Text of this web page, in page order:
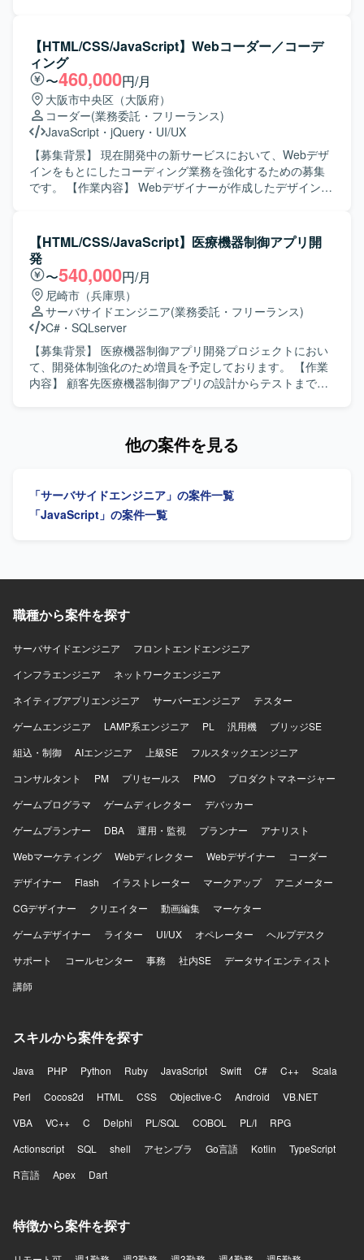
ており、段階的な移行を進めながら開発を行っておりま
す。コミュニケーションおよび情報共有にはSlack、
Confluence、Jira、Miro、GitHub等のツールを利用してお
ります。
ど多様なWebサイトの運用・改善に携わることで、フロン
トエンドからバックエンドまで幅広い実装経験を積むこと
ができます。 デザイナーと密に連携しながら、コンテンツ
企画から実装まで一貫して関われるため、裁量を持ってサ
イト改善に貢献していただけます。 【開発環境】 HTML /
CSS / JavaScript / React / TypeScript を用いたフロントエ
ンド・バックエンド開発環境です。 WordPress をはじめと
した各種CMSを利用したサイト運用を行っております。 タ
スク管理にはSlackおよびGoogleスプレッドシートを使用し
ております。
が、導入に関する各種ツール・システム利用や今後の開発
ツール追加の可能性もございます。 主な業務は以下を想定
しております。 ・本業務を推進するための業務管理および
フロントでの顧客調整対応を行っていただきます。 ・本業
務に関する各種施策の検討、提案、実施を行っていただき
ます。 ・PowerPlatform（PowerApps, PowerAutomate,
PowerBI, Dataverse 等）を用いた開発、教育、支援を行っ
ていただきます。 ・要件定義、基本設計、詳細設計などの
上流工程を含む基本設計を実施していただきます。 ・設計
書、試験項目書、利用手順書など各種ドキュメントを作成
ムメンバと円滑にコミュニケーションを取りながら、自立
的に業務を推進できる方を求めております。 業務管理と技
術支援の両面から主体的に課題を発見し、改善提案まで行
っていただける方が望ましいです。 【ポジションの魅力】
PowerPlatformを中心とした内製開発の推進に携わること
で、業務効率化やDX推進をダイレクトに支援できるポジシ
ョンです。 要件定義から設計、開発、ドキュメント作成、
教育支援まで幅広い工程に関わることができ、業務管理や
顧客折衝スキルも同時に磨いていただけます。 【開発環
境】 開発ツールとしてPowerPlatform（PowerApps,
【HTML/CSS/JavaScript】Webコーダー／コーデ
ィング
〜460,000円/月
大阪市中央区（大阪府）
コーダー(業務委託・フリーランス)
JavaScript ・ jQuery ・ UI/UX
【募集背景】 現在開発中の新サービスにおいて、Webデザ
インをもとにしたコーディング業務を強化するための募集
です。 【作業内容】 Webデザイナーが作成したデザインカ
だきます。レスポンシブデザインへの対応や、デザインを
忠実に再現する実装も担当していただきます。 【求める人
物像】 デザイン意図を汲み取りながら、細部までこだわっ
てコーディングができる方を求めています。AIツールを活
用した効率的な開発に前向きで、チームメンバーと積極的
にコミュニケーションを取りながら作業を進められる方が
望ましいです。 【ポジションの魅力】 AIツールを積極的に
活用できる環境で、最新のAI活用ノウハウを実務を通じて
身につけることができます。メンバー同士のコミュニケー
ションが活発で活気のある現場であり、裁量を持って実
【HTML/CSS/JavaScript】医療機器制御アプリ開
発
〜540,000円/月
尼崎市（兵庫県）
サーバサイドエンジニア(業務委託・フリーランス)
C# ・ SQLserver
【募集背景】 医療機器制御アプリ開発プロジェクトにおい
て、開発体制強化のため増員を予定しております。 【作業
内容】 顧客先医療機器制御アプリの設計からテストまで一
ことで、専門性の高い業務経験を積むことができます。
他の案件を見る
「サーバサイドエンジニア」の案件一覧
「JavaScript」の案件一覧
職種から案件を探す
サーバサイドエンジニア
フロントエンドエンジニア
インフラエンジニア
ネットワークエンジニア
ネイティブアプリエンジニア
サーバーエンジニア
テスター
ゲームエンジニア
LAMP系エンジニア PL 汎用機
ブリッジSE
組込・制御
AIエンジニア 上級SE
フルスタックエンジニア
コンサルタント
PM プリセールス PMO
プロダクトマネージャー
ゲームプログラマ
ゲームディレクター
デバッカー
ゲームプランナー
DBA 運用・監視 プランナー
アナリスト
Webマーケティング
Webディレクター Webデザイナー
コーダー
デザイナー
Flash イラストレーター マークアップ
アニメーター
CGデザイナー
クリエイター 動画編集
マーケター
ゲームデザイナー
ライター UI/UX オペレーター
ヘルプデスク
サポート
コールセンター 事務 社内SE
データサイエンティスト
講師
スキルから案件を探す
Java PHP Python Ruby JavaScript Swift C# C++
Scala
Perl
Cocos2d HTML CSS Objective-C Android
VB.NET
VBA
VC++ C Delphi PL/SQL COBOL PL/I
RPG
Actionscript
SQL shell アセンブラ Go言語 Kotlin
TypeScript
R言語
Apex Dart
特徴から案件を探す